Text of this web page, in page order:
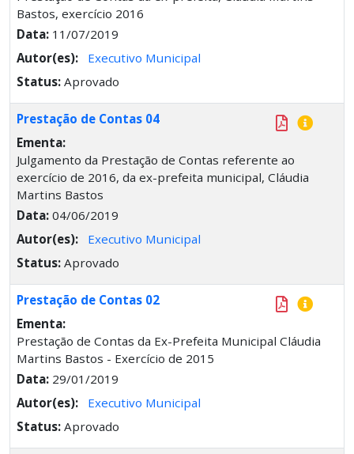
Bastos, exercício 2016
Data: 11/07/2019
Autor(es):
Executivo Municipal
Status: Aprovado
Prestação de Contas 04
Ementa:
Julgamento da Prestação de Contas referente ao
exercício de 2016, da ex-prefeita municipal, Cláudia
Martins Bastos
Data: 04/06/2019
Autor(es):
Executivo Municipal
Status: Aprovado
Prestação de Contas 02
Ementa:
Prestação de Contas da Ex-Prefeita Municipal Cláudia
Martins Bastos - Exercício de 2015
Data: 29/01/2019
Autor(es):
Executivo Municipal
Status: Aprovado